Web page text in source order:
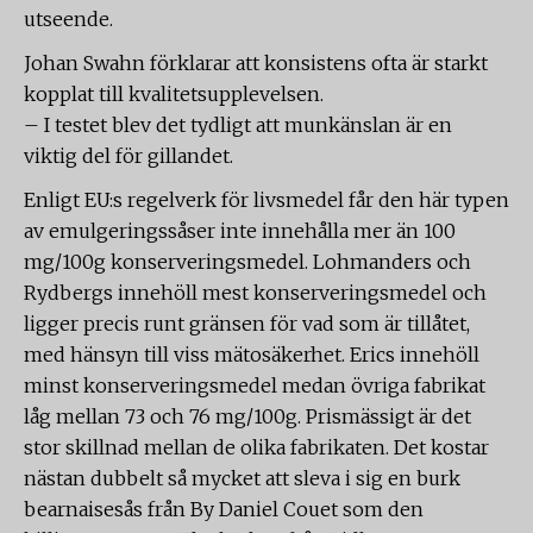
utseende.
Johan Swahn förklarar att konsistens ofta är starkt
kopplat till kvalitetsupplevelsen.
– I testet blev det tydligt att munkänslan är en
viktig del för gillandet.
Enligt EU:s regelverk för livsmedel får den här typen
av emulgeringssåser inte innehålla mer än 100
mg/100g konserveringsmedel. Lohmanders och
Rydbergs innehöll mest konserveringsmedel och
ligger precis runt gränsen för vad som är tillåtet,
med hänsyn till viss mätosäkerhet. Erics innehöll
minst konserveringsmedel medan övriga fabrikat
låg mellan 73 och 76 mg/100g. Prismässigt är det
stor skillnad mellan de olika fabrikaten. Det kostar
nästan dubbelt så mycket att sleva i sig en burk
bearnaisesås från By Daniel Couet som den